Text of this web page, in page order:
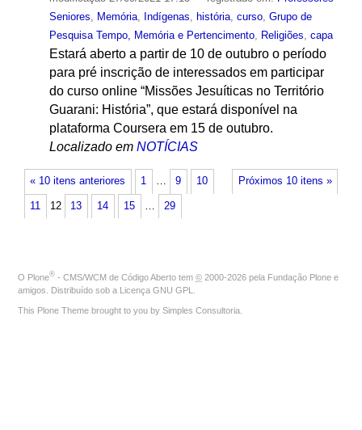
Seniores, Memória, Indígenas, história, curso, Grupo de
Pesquisa Tempo, Memória e Pertencimento, Religiões, capa
Estará aberto a partir de 10 de outubro o período
para pré inscrição de interessados em participar
do curso online “Missões Jesuíticas no Território
Guarani: História”, que estará disponível na
plataforma Coursera em 15 de outubro.
Localizado em NOTÍCIAS
« 10 itens anteriores Próximos 10 itens »
1 … 9 10
11 12 13 14 15 … 29
O Plone® - CMS/WCM de Código Aberto tem © 2000-2026 pela Fundação Plone e
amigos. Distribuído sob a Licença GNU GPL
This Plone Theme brought to you by Simples Consultoria